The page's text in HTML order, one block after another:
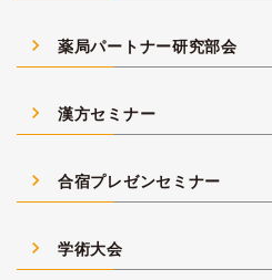
navigate_next 薬局パートナー研究部会
navigate_next 漢方セミナー
navigate_next 合宿プレゼンセミナー
navigate_next 学術大会